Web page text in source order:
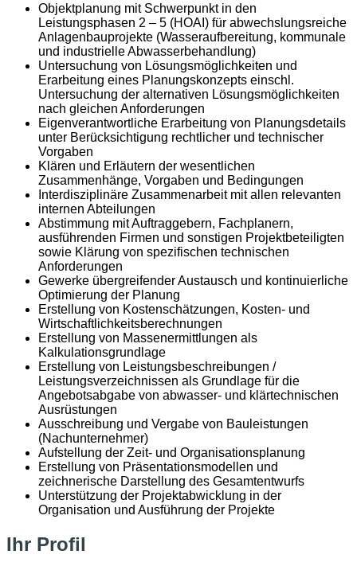
Objektplanung mit Schwerpunkt in den
Leistungsphasen 2 – 5 (HOAI) für abwechslungsreiche
Anlagenbauprojekte (Wasseraufbereitung, kommunale
und industrielle Abwasserbehandlung)
Untersuchung von Lösungsmöglichkeiten und
Erarbeitung eines Planungskonzepts einschl.
Untersuchung der alternativen Lösungsmöglichkeiten
nach gleichen Anforderungen
Eigenverantwortliche Erarbeitung von Planungsdetails
unter Berücksichtigung rechtlicher und technischer
Vorgaben
Klären und Erläutern der wesentlichen
Zusammenhänge, Vorgaben und Bedingungen
Interdisziplinäre Zusammenarbeit mit allen relevanten
internen Abteilungen
Abstimmung mit Auftraggebern, Fachplanern,
ausführenden Firmen und sonstigen Projektbeteiligten
sowie Klärung von spezifischen technischen
Anforderungen
Gewerke übergreifender Austausch und kontinuierliche
Optimierung der Planung
Erstellung von Kostenschätzungen, Kosten- und
Wirtschaftlichkeitsberechnungen
Erstellung von Massenermittlungen als
Kalkulationsgrundlage
Erstellung von Leistungsbeschreibungen /
Leistungsverzeichnissen als Grundlage für die
Angebotsabgabe von abwasser- und klärtechnischen
Ausrüstungen
Ausschreibung und Vergabe von Bauleistungen
(Nachunternehmer)
Aufstellung der Zeit- und Organisationsplanung
Erstellung von Präsentationsmodellen und
zeichnerische Darstellung des Gesamtentwurfs
Unterstützung der Projektabwicklung in der
Organisation und Ausführung der Projekte
Ihr Profil